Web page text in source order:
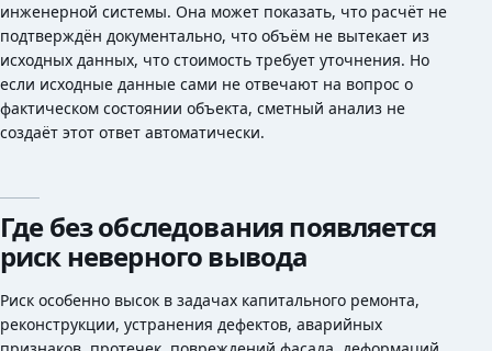
инженерной системы. Она может показать, что расчёт не
подтверждён документально, что объём не вытекает из
исходных данных, что стоимость требует уточнения. Но
если исходные данные сами не отвечают на вопрос о
фактическом состоянии объекта, сметный анализ не
создаёт этот ответ автоматически.
Где без обследования появляется
риск неверного вывода
Риск особенно высок в задачах капитального ремонта,
реконструкции, устранения дефектов, аварийных